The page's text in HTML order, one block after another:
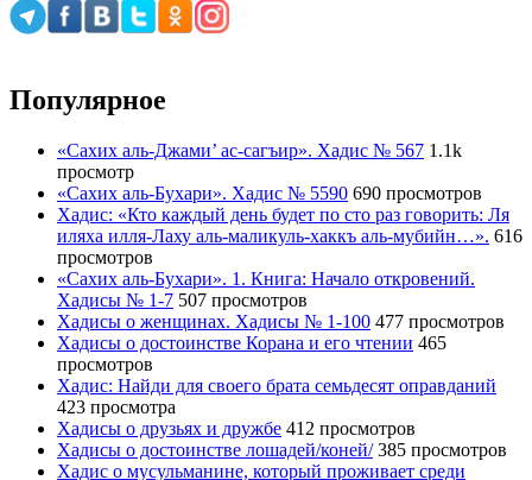
Популярное
«Сахих аль-Джами’ ас-сагъир». Хадис № 567 1.1k
просмотр
«Сахих аль-Бухари». Хадис № 5590 690 просмотров
Хадис: «Кто каждый день будет по сто раз говорить: Ля
иляха илля-Лаху аль-маликуль-хаккъ аль-мубийн…». 616
просмотров
«Сахих аль-Бухари». 1. Книга: Начало откровений.
Хадисы № 1-7 507 просмотров
Хадисы о женщинах. Хадисы № 1-100 477 просмотров
Хадисы о достоинстве Корана и его чтении 465
просмотров
Хадис: Найди для своего брата семьдесят оправданий
423 просмотра
Хадисы о друзьях и дружбе 412 просмотров
Хадисы о достоинстве лошадей/коней/ 385 просмотров
Хадис о мусульманине, который проживает среди